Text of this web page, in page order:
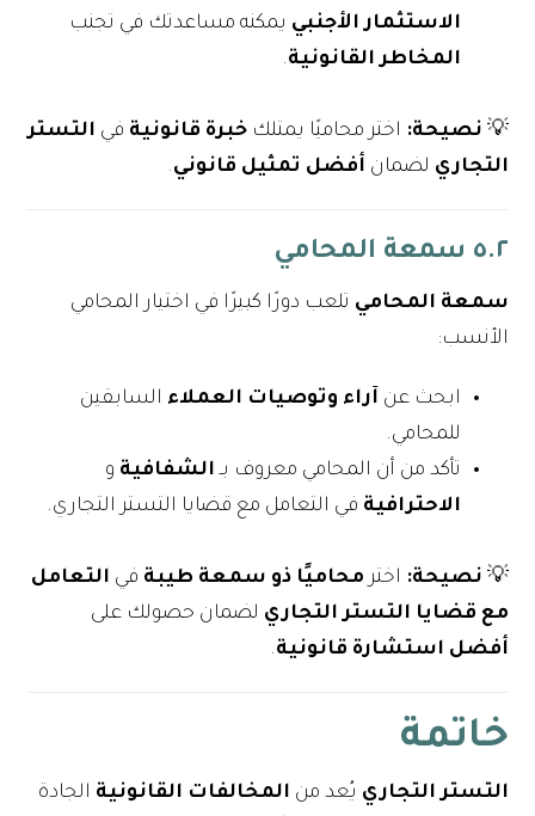
الاستثمار الأجنبي يمكنه مساعدتك في تجنب
المخاطر القانونية.
💡 نصيحة: اختر محاميًا يمتلكخبرة قانونية في التستر
التجاري لضمان أفضل تمثيل قانوني.
٥.٢ سمعة المحامي
سمعة المحامي تلعب دورًا كبيرًا في اختيار المحامي
الأنسب:
ابحث عن آراء وتوصيات العملاء السابقين
للمحامي.
تأكد من أن المحامي معروف بـ الشفافية و
الاحترافية في التعامل مع قضايا التستر التجاري.
💡 نصيحة: اختر محاميًا ذو سمعة طيبة في التعامل
مع قضايا التستر التجاري لضمان حصولك على
أفضل استشارة قانونية.
خاتمة
التستر التجاري يُعد من المخالفات القانونية الجادة